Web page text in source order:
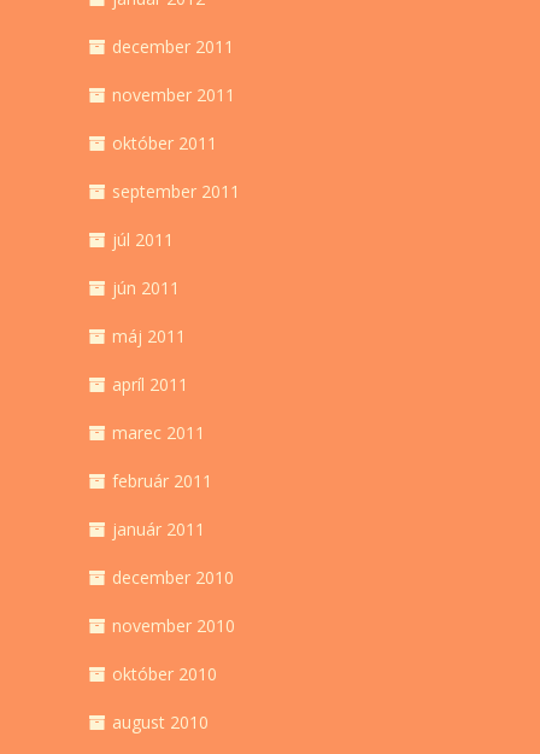
december 2011
november 2011
október 2011
september 2011
júl 2011
jún 2011
máj 2011
apríl 2011
marec 2011
február 2011
január 2011
december 2010
november 2010
október 2010
august 2010